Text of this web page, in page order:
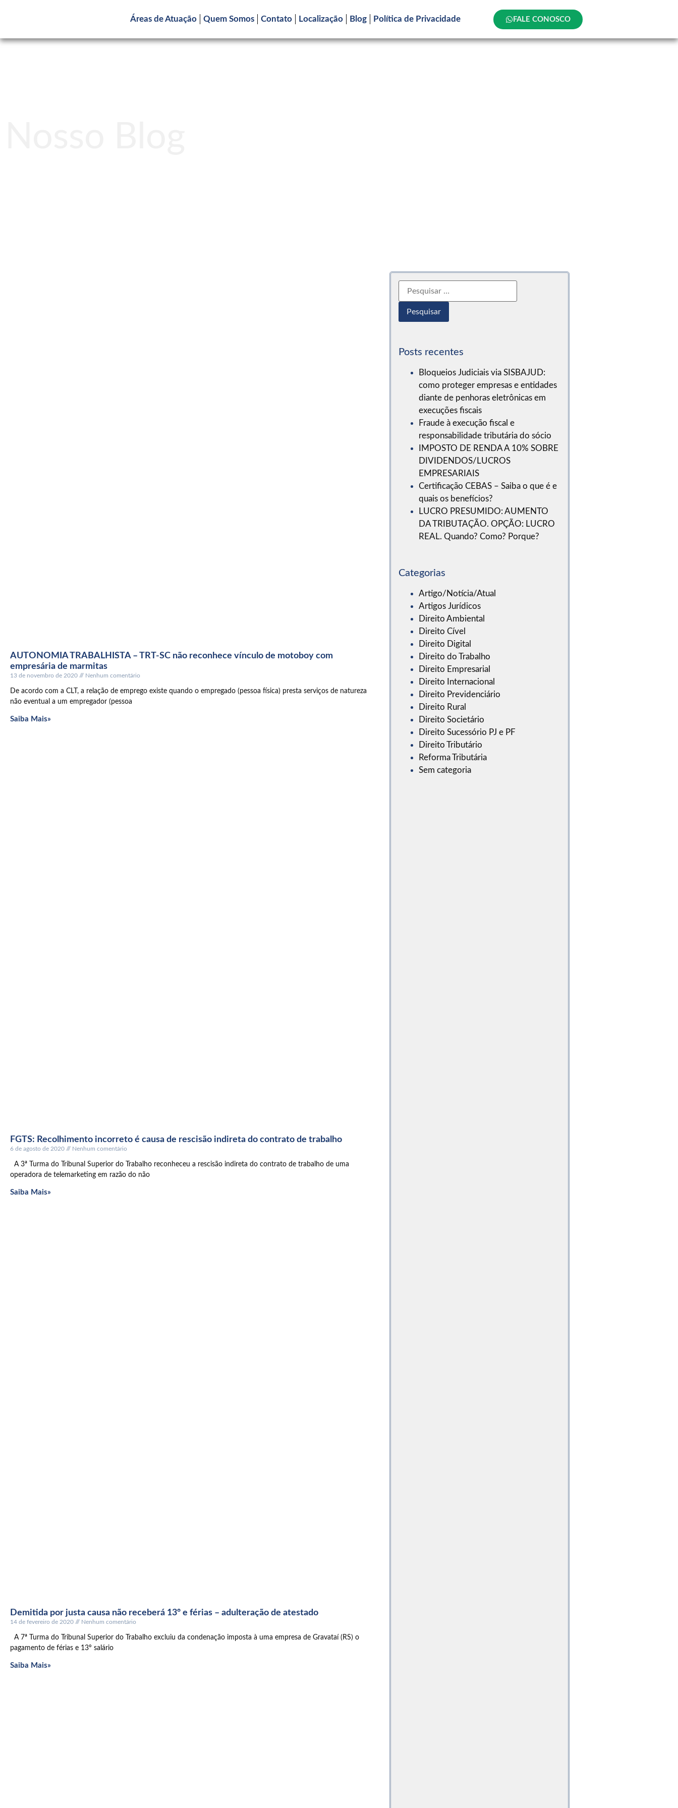
Áreas de Atuação Quem Somos Contato Localização Blog Política de Privacidade FALE CONOSCO
AUTONOMIA TRABALHISTA – TRT-SC não reconhece vínculo de motoboy com
empresária de marmitas
13 de novembro de 2020 Nenhum comentário
De acordo com a CLT, a relação de emprego existe quando o empregado (pessoa física) presta serviços de natureza
não eventual a um empregador (pessoa
Saiba Mais»
FGTS: Recolhimento incorreto é causa de rescisão indireta do contrato de trabalho
6 de agosto de 2020 Nenhum comentário
A 3ª Turma do Tribunal Superior do Trabalho reconheceu a rescisão indireta do contrato de trabalho de uma
operadora de telemarketing em razão do não
Saiba Mais»
Demitida por justa causa não receberá 13º e férias – adulteração de atestado
14 de fevereiro de 2020 Nenhum comentário
A 7ª Turma do Tribunal Superior do Trabalho excluiu da condenação imposta à uma empresa de Gravataí (RS) o
pagamento de férias e 13º salário
Saiba Mais»
Posts recentes
Bloqueios Judiciais via SISBAJUD:
como proteger empresas e entidades
diante de penhoras eletrônicas em
execuções fiscais
Fraude à execução fiscal e
responsabilidade tributária do sócio
IMPOSTO DE RENDA A 10% SOBRE
DIVIDENDOS/LUCROS
EMPRESARIAIS
Certificação CEBAS – Saiba o que é e
quais os benefícios?
LUCRO PRESUMIDO: AUMENTO
DA TRIBUTAÇÃO. OPÇÃO: LUCRO
REAL. Quando? Como? Porque?
Categorias
Artigo/Notícia/Atual
Artigos Jurídicos
Direito Ambiental
Direito Cível
Direito Digital
Direito do Trabalho
Direito Empresarial
Direito Internacional
Direito Previdenciário
Direito Rural
Direito Societário
Direito Sucessório PJ e PF
Direito Tributário
Reforma Tributária
Sem categoria